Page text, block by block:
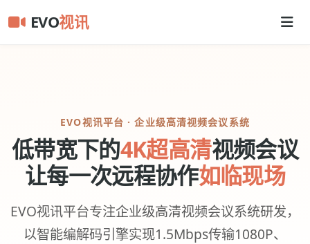
EVO视讯
EVO视讯平台 · 企业级高清视频会议系统
低带宽下的4K超高清视频会议
让每一次远程协作如临现场
EVO视讯平台专注企业级高清视频会议系统研发，
以智能编解码引擎实现1.5Mbps传输1080P、